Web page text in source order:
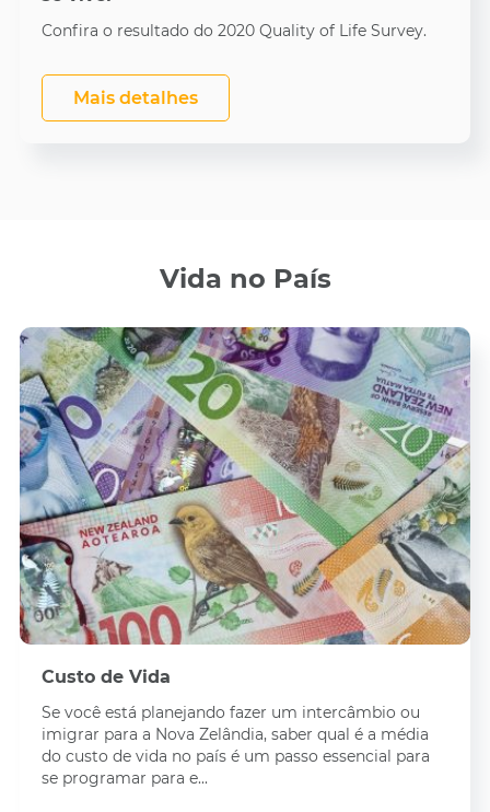
Confira o resultado do 2020 Quality of Life Survey.
Mais detalhes
Vida no País
Custo de Vida
Se você está planejando fazer um intercâmbio ou
imigrar para a Nova Zelândia, saber qual é a média
do custo de vida no país é um passo essencial para
se programar para e...